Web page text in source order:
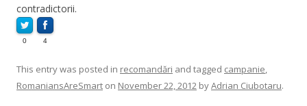
contradictorii.
0 4
This entry was posted in recomandări and tagged campanie,
RomaniansAreSmart on November 22, 2012 byAdrian Ciubotaru.